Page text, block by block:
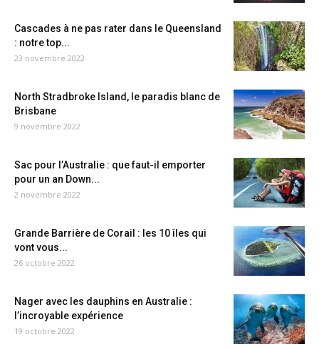
Cascades à ne pas rater dans le Queensland
: notre top...
23 novembre 2022
North Stradbroke Island, le paradis blanc de
Brisbane
9 novembre 2022
Sac pour l’Australie : que faut-il emporter
pour un an Down...
2 novembre 2022
Grande Barrière de Corail : les 10 îles qui
vont vous...
26 octobre 2022
Nager avec les dauphins en Australie :
l’incroyable expérience
19 octobre 2022